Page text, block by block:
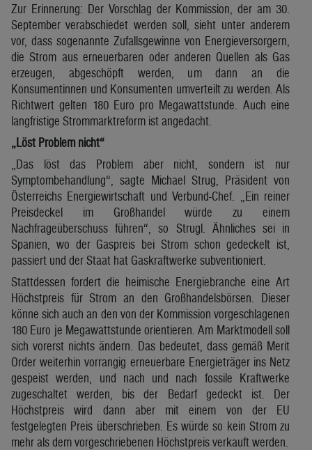
Zur Erinnerung: Der Vorschlag der Kommission, der am 30.
September verabschiedet werden soll, sieht unter anderem
vor, dass sogenannte Zufallsgewinne von Energieversorgern,
die Strom aus erneuerbaren oder anderen Quellen als Gas
erzeugen, abgeschöpft werden, um dann an die
Konsumentinnen und Konsumenten umverteilt zu werden. Als
Richtwert gelten 180 Euro pro Megawattstunde. Auch eine
langfristige Strommarktreform ist angedacht.
„Löst Problem nicht“
„Das löst das Problem aber nicht, sondern ist nur
Symptombehandlung“, sagte Michael Strug, Präsident von
Österreichs Energiewirtschaft und Verbund-Chef. „Ein reiner
Preisdeckel im Großhandel würde zu einem
Nachfrageüberschuss führen“, so Strugl. Ähnliches sei in
Spanien, wo der Gaspreis bei Strom schon gedeckelt ist,
passiert und der Staat hat Gaskraftwerke subventioniert.
Stattdessen fordert die heimische Energiebranche eine Art
Höchstpreis für Strom an den Großhandelsbörsen. Dieser
könne sich auch an den von der Kommission vorgeschlagenen
180 Euro je Megawattstunde orientieren. Am Marktmodell soll
sich vorerst nichts ändern. Das bedeutet, dass gemäß Merit
Order weiterhin vorrangig erneuerbare Energieträger ins Netz
gespeist werden, und nach und nach fossile Kraftwerke
zugeschaltet werden, bis der Bedarf gedeckt ist. Der
Höchstpreis wird dann aber mit einem von der EU
festgelegten Preis überschrieben. Es würde so kein Strom zu
mehr als dem vorgeschriebenen Höchstpreis verkauft werden.